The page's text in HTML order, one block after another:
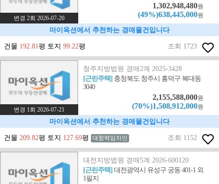
변경 2회 2026-07-20
1,302,948,480원
(49%)638,445,000원
마이옥션에서 추천하는 경매물건입니다
건물 192.81평 토지 99.22평 조회 1723
변경 1회 2026-07-21
청주지방법원 경매2계 2025-3428
[근린주택] 충청북도 청주시 흥덕구 복대동
3040
2,155,588,000원
(70%)1,508,912,000원
마이옥션에서 추천하는 경매물건입니다
건물 209.82평 토지 127.69평 대항력임차인 조회 1152
대전지방법원 경매5계 2026-600120
[근린주택]대전광역시 유성구 궁동 401-1 외
1필지